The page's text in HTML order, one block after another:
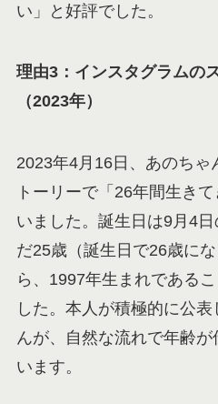
い」と好評でした。
理由3：インスタグラムの
（2023年）
2023年4月16日、あのちゃ
トーリーで「26年間生き
いました。誕生日は9月4
だ25歳（誕生日で26歳に
ら、1997年生まれである
した。本人が積極的に公
んが、自然な流れで年齢
います。